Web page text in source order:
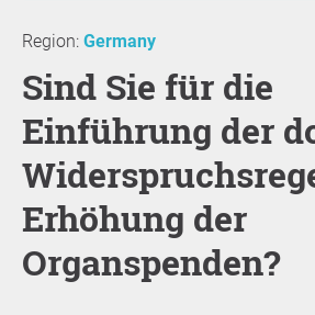
Region: Germany
Sind Sie für die
Einführung der
Erhöhung der
Organspenden?